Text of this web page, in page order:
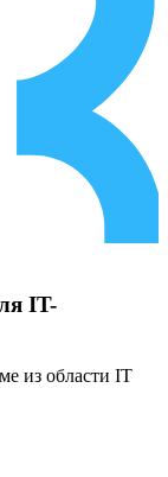
IT-
из области IT